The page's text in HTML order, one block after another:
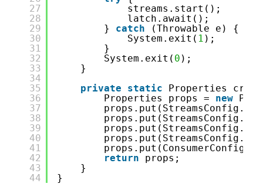
27
28
29
30
31
32
33
34
35
36
37
38
39
40
41
42
43
44
streams.start();
latch.await();
} catch
(Throwable e) {
System.exit( 1 );
}
System.exit( 0 );
}
private
static
Properties
Properties props = new
return
props;
}
}